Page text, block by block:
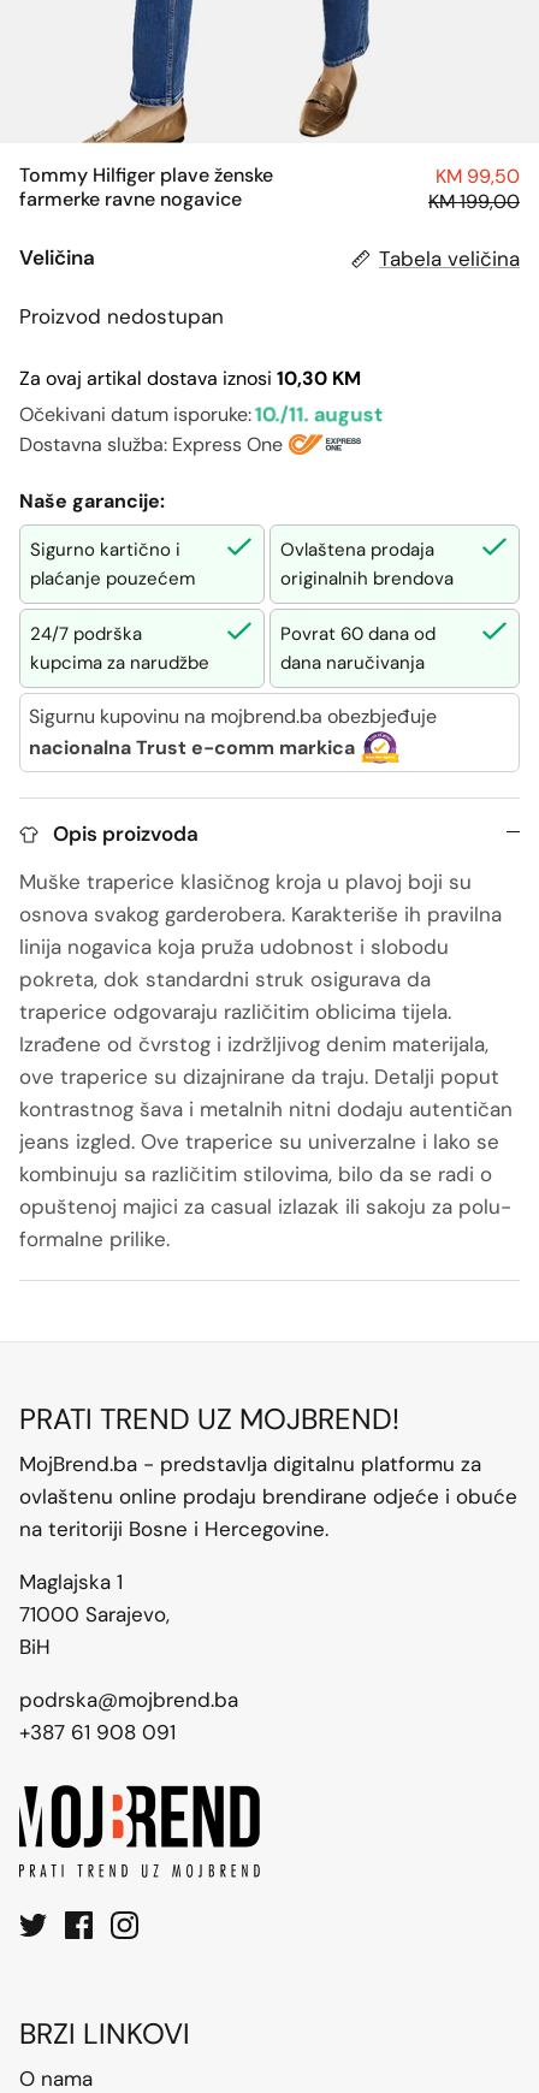
Tommy Hilfiger plave ženske
farmerke ravne nogavice
KM 99,50
KM 199,00
Veličina Tabela veličina
Proizvod nedostupan
Za ovaj artikal dostava iznosi 10,30 KM
Očekivani datum isporuke:10./11. august
Dostavna služba: Express One
Naše garancije:
Sigurno kartično i
plaćanje pouzećem
Ovlaštena prodaja
originalnih brendova
24/7 podrška
kupcima za narudžbe
Povrat 60 dana od
dana naručivanja
Sigurnu kupovinu na mojbrend.ba obezbjeđuje
nacionalna Trust e-comm markica
Opis proizvoda
Muške traperice klasičnog kroja u plavoj boji su
osnova svakog garderobera. Karakteriše ih pravilna
linija nogavica koja pruža udobnost i slobodu
pokreta, dok standardni struk osigurava da
traperice odgovaraju različitim oblicima tijela.
Izrađene od čvrstog i izdržljivog denim materijala,
ove traperice su dizajnirane da traju. Detalji poput
kontrastnog šava i metalnih nitni dodaju autentičan
jeans izgled. Ove traperice su univerzalne i lako se
kombinuju sa različitim stilovima, bilo da se radi o
opuštenoj majici za casual izlazak ili sakoju za polu-
formalne prilike.
PRATI TREND UZ MOJBREND!
MojBrend.ba - predstavlja digitalnu platformu za
ovlaštenu online prodaju brendirane odjeće i obuće
na teritoriji Bosne i Hercegovine.
Maglajska 1
71000 Sarajevo,
BiH
podrska@mojbrend.ba
+387 61 908 091
BRZI LINKOVI
O nama